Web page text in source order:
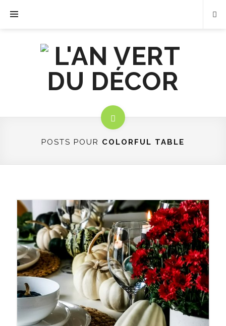
POSTS POUR COLORFUL TABLE